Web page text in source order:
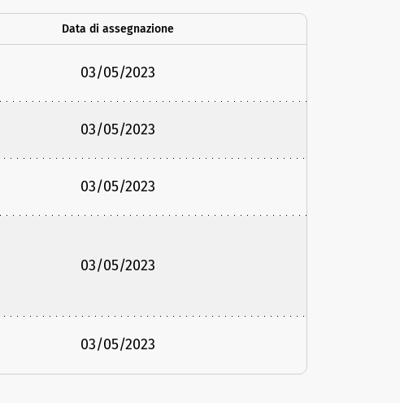
Data di assegnazione
03/05/2023
03/05/2023
03/05/2023
03/05/2023
03/05/2023